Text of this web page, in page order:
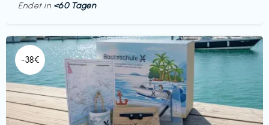
Endet in <60 Tagen
-38€